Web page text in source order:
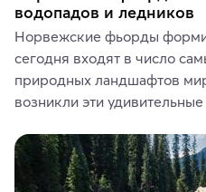
водопадов и ледников
Норвежские фьорды
сегодня входят в число
природных ландшафтов
возникли эти
живописные смотровые
включить в маршрут по